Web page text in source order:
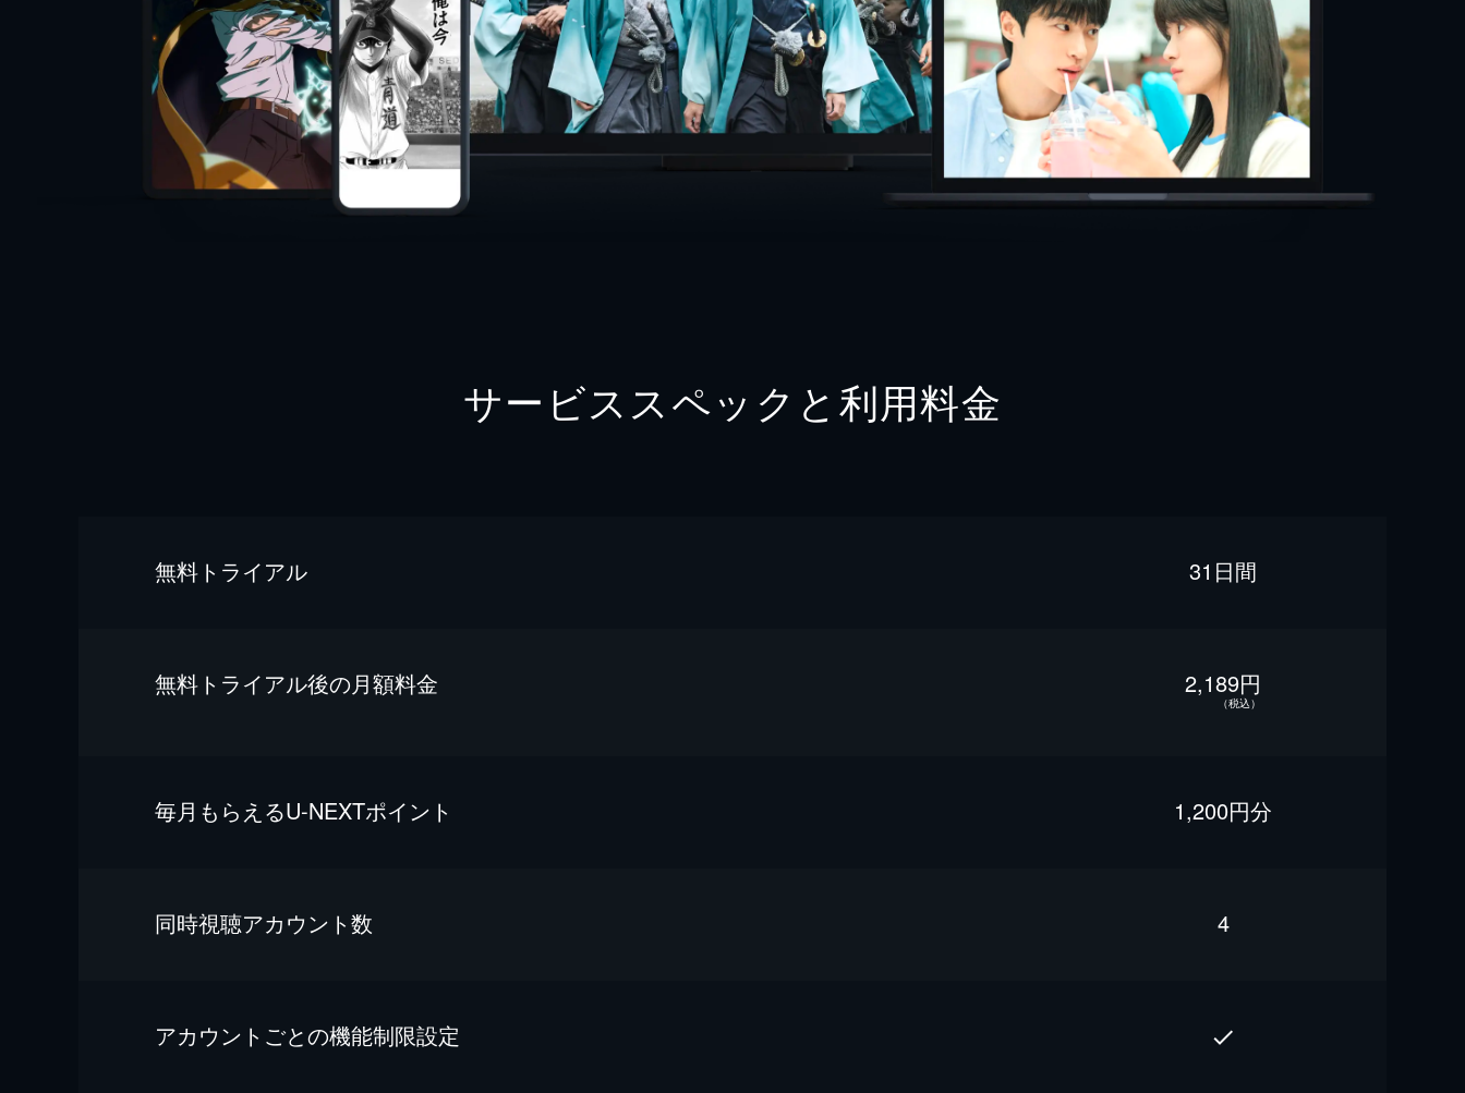
サービススペックと利用料金
無料トライアル 31日間
無料トライアル後の⽉額料金 2,189円
（税込）
毎⽉もらえるU-NEXTポイント 1,200円分
同時視聴アカウント数 4
アカウントごとの機能制限設定